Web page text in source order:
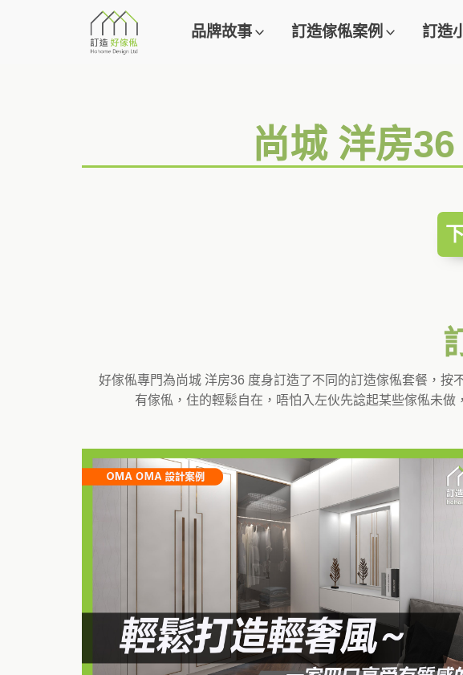
品牌故事 訂造傢俬案例 訂造
尚城 洋房
好傢俬專門為尚城 洋房36 度身訂造了不同的訂造傢俬套餐，
有傢俬，住的輕鬆自在，唔怕入左伙先諗起某些傢俬未